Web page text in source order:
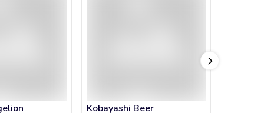
Kobayashi Beer